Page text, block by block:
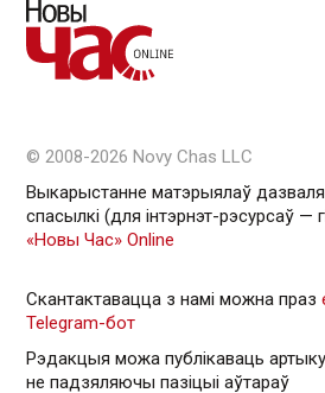
© 2008-2026 Novy Chas LLC
Выкарыстанне матэрыялаў
спасылкі (для інтэрнэт-рэсурсаў —
«Новы Час» Online
Скантактавацца з намі можна праз
Telegram-бот
Рэдакцыя можа публікаваць
не падзяляючы пазіцыі аўтараў